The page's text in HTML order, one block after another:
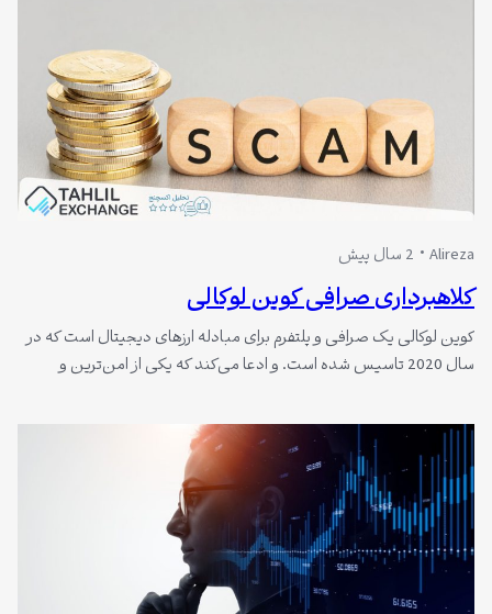
Alireza 2 سال پیش
کلاهبرداری صرافی کوین لوکالی
کوین لوکالی یک صرافی و پلتفرم برای مبادله ارزهای دیجیتال است که در
سال 2020 تاسیس شده است. و ادعا می‌کند که یکی از امن‌ترین و
از زیرساخت های بایننس برای انجام معاملات استفاده می‌کند. و بدون نیاز
به احراز هویت، امکان برداشت تا سقف…